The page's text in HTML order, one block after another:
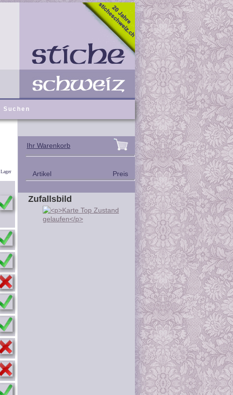
Suchen
Lager
Ihr Warenkorb
Artikel Preis
Zufallsbild